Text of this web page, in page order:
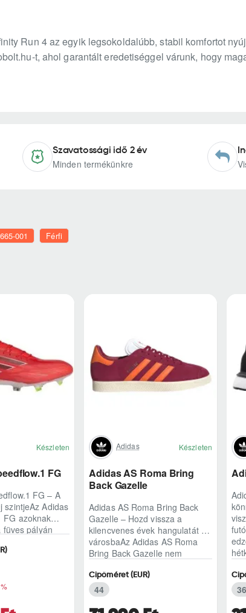
Run 4 az egyik legsokoldalúbb, stabil komfortot
t, ahol garantált eredetiséggel várunk, hogy
Szavatossági idő 2 év
Minden termékünkre
001 Férfi
Készleten
FG
FG – A
szintjeAz Adidas
FG azoknak
füves pályán
Adidas Készleten
Adidas AS Roma Bring
Back Gazelle
Adidas AS Roma Bring Back
Gazelle – Hozd vissza a
kilencvenes évek hangulatát a
városbaAz Adidas AS Roma
Bring Back Gazelle nem
Cipőméret (EUR)
44 36